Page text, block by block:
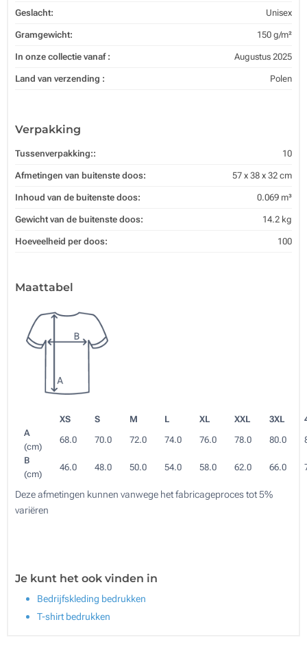
Geslacht: Unisex
Gramgewicht: 150 g/m²
In onze collectie vanaf : Augustus 2025
Land van verzending : Polen
Verpakking
Tussenverpakking:: 10
Afmetingen van buitenste doos: 57 x 38 x 32 cm
Inhoud van de buitenste doos: 0.069 m³
Gewicht van de buitenste doos: 14.2 kg
Hoeveelheid per doos: 100
Maattabel
XS S M L XL XXL 3XL
A
(cm)
68.0 70.0 72.0 74.0 76.0 78.0 80.0
B
(cm)
46.0 48.0 50.0 54.0 58.0 62.0 66.0
Deze afmetingen kunnen vanwege het fabricageproces tot 5%
variëren
Je kunt het ook vinden in
Bedrijfskleding bedrukken
T-shirt bedrukken